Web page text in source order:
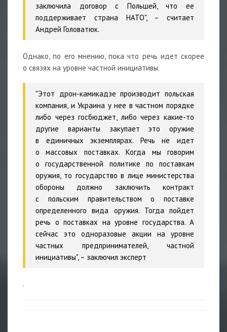
заключила договор с Польшей, что ее
поддерживает страна НАТО", – считает
Андрей Головатюк.
Однако, по его мнению, пока что речь идет скорее
о связях на уровне частной инициативы.
"Этот дрон-камикадзе производит польская
компания, и Украина у нее в частном порядке
либо через госбюджет, либо через какие-то
другие варианты закупает это оружие
в единичных экземплярах. Речь не идет
о массовых поставках. Когда мы говорим
о государственной политике по поставкам
оружия, то государство в лице министерства
обороны должно заключить контракт
с польским правительством о поставке
определенного вида оружия. Тогда пойдет
речь о поставках на уровне государства. А
сейчас это одноразовые акции на уровне
частных предпринимателей, частной
инициативы", – заключил эксперт
.